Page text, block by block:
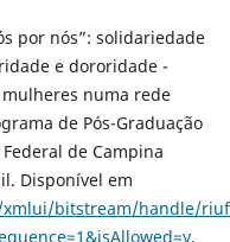
por nós”: solidariedade
e dororidade -
numa rede
de Pós-Graduação
de Campina
Disponível em
bitstream/handle/
.